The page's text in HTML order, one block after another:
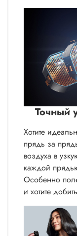
Точный
Хотите
прядь за
воздуха в
каждой
Особенно
и хотите